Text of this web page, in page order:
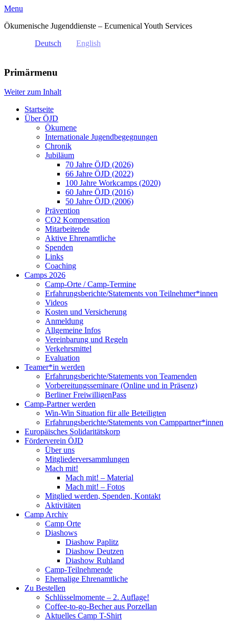
Menu
Ökumenische Jugenddienste – Ecumenical Youth Services
Deutsch
English
Primärmenu
Weiter zum Inhalt
Startseite
Über ÖJD
Ökumene
Internationale Jugendbegegnungen
Chronik
Jubiläum
70 Jahre ÖJD (2026)
66 Jahre ÖJD (2022)
100 Jahre Workcamps (2020)
60 Jahre ÖJD (2016)
50 Jahre ÖJD (2006)
Prävention
CO2 Kompensation
Mitarbeitende
Aktive Ehrenamtliche
Spenden
Links
Coaching
Camps 2026
Camp-Orte / Camp-Termine
Erfahrungsberichte/Statements von Teilnehmer*innen
Videos
Kosten und Versicherung
Anmeldung
Allgemeine Infos
Vereinbarung und Regeln
Verkehrsmittel
Evaluation
Teamer*in werden
Erfahrungsberichte/Statements von Teamenden
Vorbereitungsseminare (Online und in Präsenz)
Berliner FreiwilligenPass
Camp-Partner werden
Win-Win Situation für alle Beteiligten
Erfahrungsberichte/Statements von Camppartner*innen
Europäisches Solidaritätskorp
Förderverein ÖJD
Über uns
Mitgliederversammlungen
Mach mit!
Mach mit! – Material
Mach mit! – Fotos
Mitglied werden, Spenden, Kontakt
Aktivitäten
Camp Archiv
Camp Orte
Diashows
Diashow Paplitz
Diashow Deutzen
Diashow Ruhland
Camp-Teilnehmende
Ehemalige Ehrenamtliche
Zu Bestellen
Schlüsselmomente – 2. Auflage!
Coffee-to-go-Becher aus Porzellan
Aktuelles Camp T-Shirt